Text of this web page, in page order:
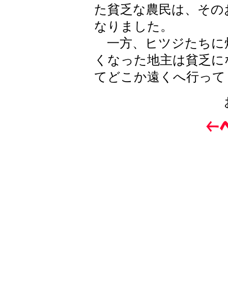
た貧乏な農民は、そ
なりました。
一方、ヒツジたちに
くなった地主は貧乏
てどこか遠くへ行っ